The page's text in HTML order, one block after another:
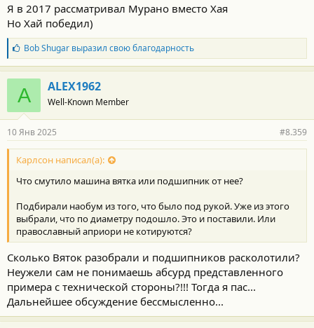
т
и
:
Я в 2017 рассматривал Мурано вместо Хая
Но Хай победил)
Б
л
а
г
о
д
а
н
о
с
и
Bob Shugarвыразил свою благодарность
A ALEX1962
Well-Known Member
10 Янв 2025 #8.359
Карлсон написал(а):
Что смутило машина вятка или подшипник от нее?
Подбирали наобум из того, что было под рукой. Уже из этого
выбрали, что по диаметру подошло. Это и поставили. Или
православный априори не котируются?
Сколько Вяток разобрали и подшипников расколотили?
Неужели сам не понимаешь абсурд представленного
примера с технической стороны?!!! Тогда я пас...
Дальнейшее обсуждение бессмысленно...